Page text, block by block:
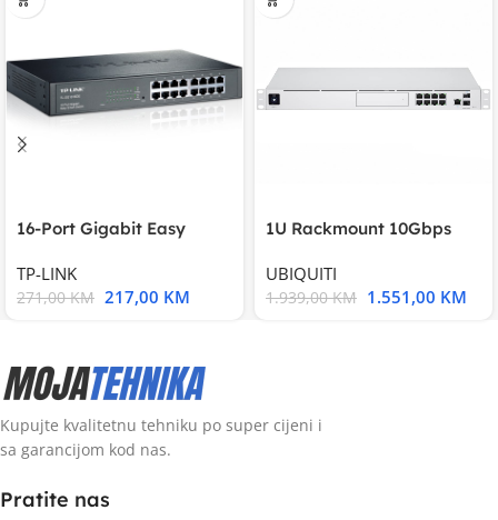
16-Port Gigabit Easy
TP-LINK
271,00KM 217,00 KM
1U Rackmount 10Gbps
UBIQUITI
1.939,00KM 1.551,00 KM
Kupujte kvalitetnu tehniku po super cijeni i
sa garancijom kod nas.
Pratite nas